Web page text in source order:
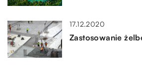
17.12.2020
Zastosowanie